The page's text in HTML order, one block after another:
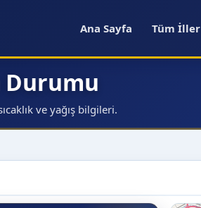
Ana Sayfa Tüm İller
Durumu
ve yağış bilgileri.